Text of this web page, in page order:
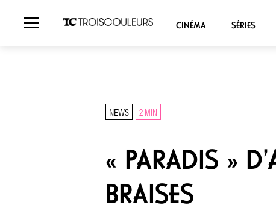
CINÉMA SÉRIES
NEWS 2 MIN
« PARADIS »
BRAISES